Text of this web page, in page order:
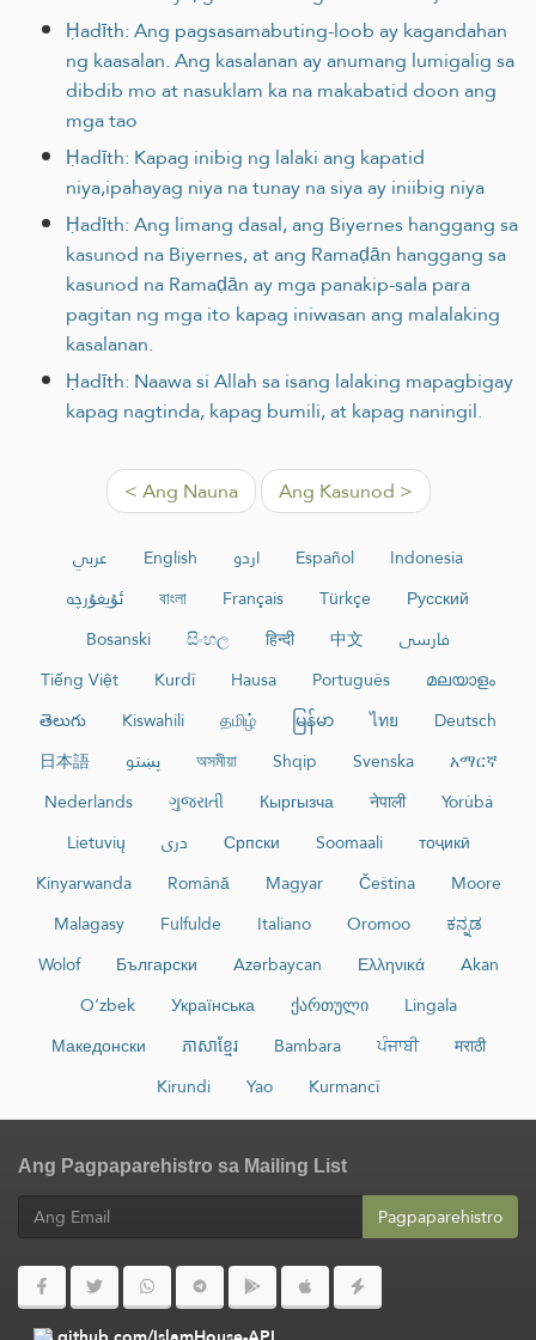
Ḥadīth: Ang pagsasamabuting-loob ay kagandahan
ng kaasalan. Ang kasalanan ay anumang lumigalig sa
dibdib mo at nasuklam ka na makabatid doon ang
mga tao
Ḥadīth: Kapag inibig ng lalaki ang kapatid
niya,ipahayag niya na tunay na siya ay iniibig niya
Ḥadīth: Ang limang dasal, ang Biyernes hanggang sa
kasunod na Biyernes, at ang Ramaḍān hanggang sa
kasunod na Ramaḍān ay mga panakip-sala para
pagitan ng mga ito kapag iniwasan ang malalaking
kasalanan.
Ḥadīth: Naawa si Allah sa isang lalaking mapagbigay
kapag nagtinda, kapag bumili, at kapag naningil.
< Ang Nauna Ang Kasunod >
عربي English اردو Español
Indonesia
ئۇيغۇرچە
বাংলা Français Türkçe
Русский
Bosanski
සිංහල हिन्दी 中文
فارسی
Tiếng Việt
Kurdî Hausa Português
മലയാളം
తెలుగు
Kiswahili தமிழ் မြန်မာ ไทย
Deutsch
日本語
پښتو অসমীয়া Shqip Svenska
አማርኛ
Nederlands
ગુજરાતી Кыргызча नेपाली
Yorùbá
Lietuvių
دری Српски Soomaali
тоҷикӣ
Kinyarwanda
Română Magyar Čeština
Moore
Malagasy
Fulfulde Italiano Oromoo
ಕನ್ನಡ
Wolof
Български Azərbaycan Ελληνικά
Akan
O‘zbek
Українська ქართული
Lingala
Македонски
ភាសាខ្មែរ Bambara ਪੰਜਾਬੀ
मराठी
Kirundi
Yao Kurmancî
Ang Pagpaparehistro sa Mailing List
Pagpaparehistro